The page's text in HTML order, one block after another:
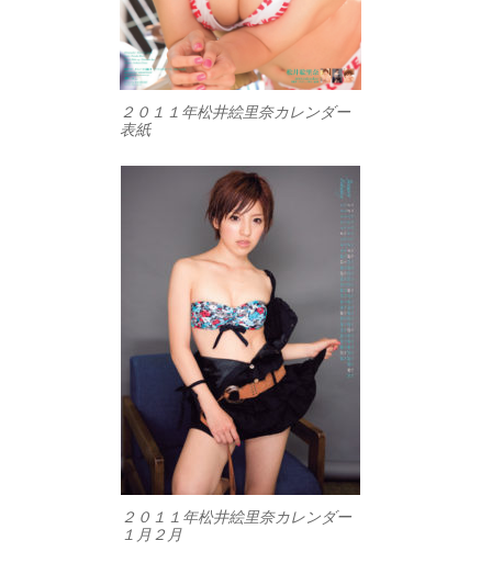
２０１１年松井絵里奈カレンダー
表紙
２０１１年松井絵里奈カレンダー
１月２月